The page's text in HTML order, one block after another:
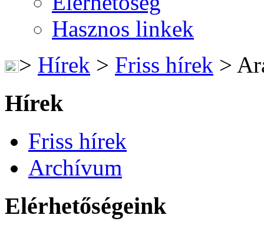
Hasznos linkek
> Hírek > Friss hírek >
Hírek
Friss hírek
Archívum
Elérhetőségeink